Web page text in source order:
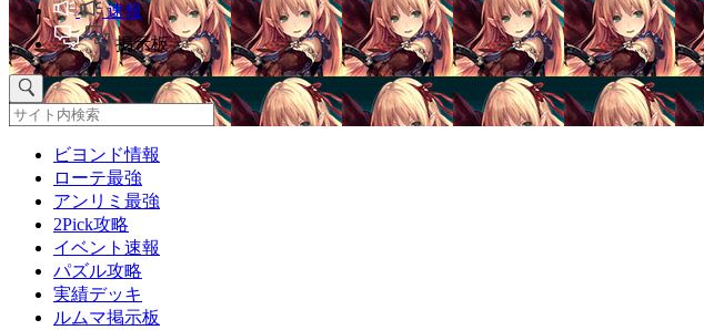
速報
掲示板
ビヨンド情報
ローテ最強
アンリミ最強
2Pick攻略
イベント速報
パズル攻略
実績デッキ
ルムマ掲示板